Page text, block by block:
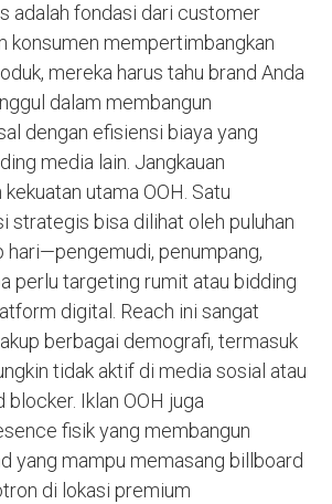
adalah fondasi dari customer
konsumen mempertimbangkan
mereka harus tahu brand Anda
dalam membangun
dengan efisiensi biaya yang
media lain. Jangkauan
utama OOH. Satu
strategis bisa dilihat oleh puluhan
hari—pengemudi, penumpang,
perlu targeting rumit atau bidding
digital. Reach ini sangat
berbagai demografi, termasuk
tidak aktif di media sosial atau
blocker. Iklan OOH juga
fisik yang membangun
yang mampu memasang billboard
di lokasi premium